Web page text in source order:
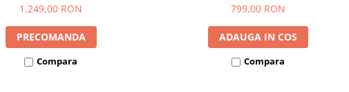
1.249,00 RON
PRECOMANDA
Compara
799,00 RON
ADAUGA IN COS
Compara